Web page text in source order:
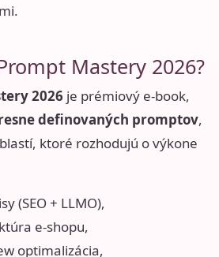
Mastery 2026?
2026 je prémiový e-book,
definovaných promptov,
ktoré rozhodujú o výkone
(SEO + LLMO),
e-shopu,
optimalizácia,